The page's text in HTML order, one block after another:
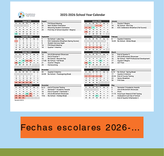
Fechas escolares 2026-2027